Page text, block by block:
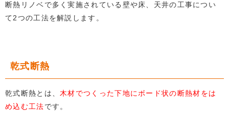
断熱リノベで多く実施されている壁や床、天井の工事につい
て2つの工法を解説します。
乾式断熱
乾式断熱とは、 木材でつくった下地にボード状の断熱材をは
め込む工法です。